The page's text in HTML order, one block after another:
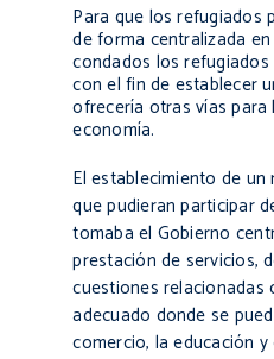
Para que los refugiados
de forma centralizada
condados los
con el fin de establecer
ofrecería otras vías para
economía.
El establecimiento de
que pudieran participar
tomaba el Gobierno
prestación de servicios,
cuestiones
adecuado donde se
comercio, la educación